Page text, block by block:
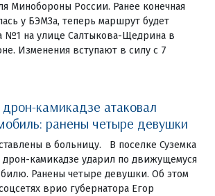
Минобороны России. Ранее конечная
у БЭМЗа, теперь маршрут будет
№1 на улице Салтыкова-Щедрина в
Изменения вступают в силу с 7
камикадзе атаковал
ранены четыре девушки
в больницу. В поселке Суземка
дрон-камикадзе ударил по движущемуся
Ранены четыре девушки. Об этом
врио губернатора Егор